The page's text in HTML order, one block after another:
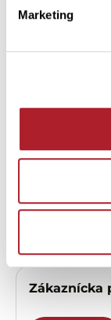
Marketing
OTVORIŤ
Zákaznícka